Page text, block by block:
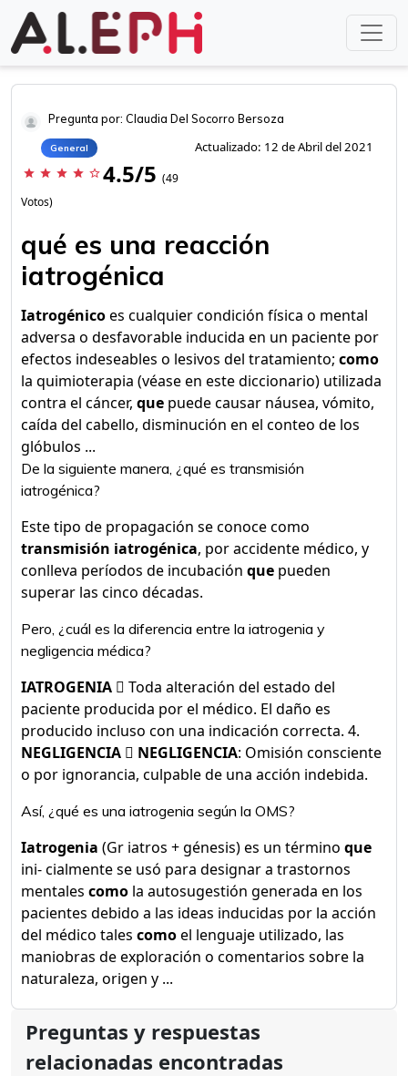
Pregunta por: Claudia Del Socorro Bersoza
General Actualizado: 12 de Abril del 2021
star star star star star_border 4.5/5 (49
Votos)
qué es una reacción
iatrogénica
Iatrogénicoes cualquier condición física o mental
adversa o desfavorable inducida en un paciente por
efectos indeseables o lesivos del tratamiento; como
la quimioterapia (véase en este diccionario) utilizada
contra el cáncer, que puede causar náusea, vómito,
caída del cabello, disminución en el conteo de los
glóbulos ...
De la siguiente manera, ¿qué es transmisión
iatrogénica?
Este tipo de propagación se conoce como
transmisión iatrogénica, por accidente médico, y
conlleva períodos de incubación que pueden
superar las cinco décadas.
Pero, ¿cuál es la diferencia entre la iatrogenia y
negligencia médica?
IATROGENIA  Toda alteración del estado del
paciente producida por el médico. El daño es
producido incluso con una indicación correcta. 4.
NEGLIGENCIA  NEGLIGENCIA: Omisión consciente
o por ignorancia, culpable de una acción indebida.
Así, ¿qué es una iatrogenia según la OMS?
Iatrogenia (Gr iatros + génesis) es un término que
ini- cialmente se usó para designar a trastornos
mentales como la autosugestión generada en los
pacientes debido a las ideas inducidas por la acción
del médico tales comoel lenguaje utilizado, las
maniobras de exploración o comentarios sobre la
naturaleza, origen y ...
Preguntas y respuestas
relacionadas encontradas